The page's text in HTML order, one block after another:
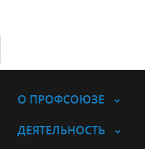
О ПРОФСОЮЗЕ
ДЕЯТЕЛЬНОСТЬ